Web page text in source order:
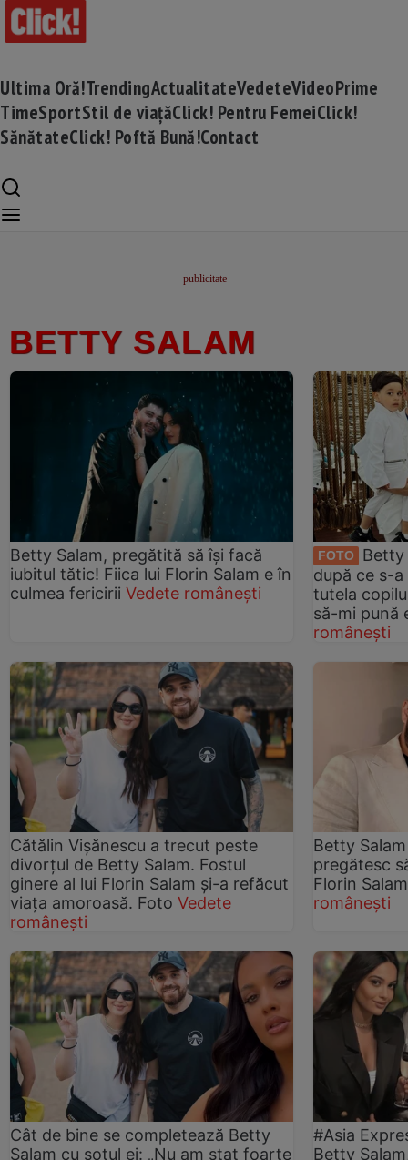
Ultima Oră!TrendingActualitateVedeteVideoPrime
TimeSportStil de viațăClick! Pentru FemeiClick!
SănătateClick! Poftă Bună!Contact
BETTY SALAM
Betty Salam, pregătită să își facă
iubitul tătic! Fiica lui Florin Salam e în
culmea fericirii Vedete românești
FOTO
Betty
după ce s-
tutela
să-mi pună
românești
Cătălin Vișănescu a trecut peste
divorțul de Betty Salam. Fostul
ginere al lui Florin Salam și-a refăcut
viața amoroasă. Foto Vedete
românești
Betty
pregătesc
Florin
românești
Cât de bine se completează Betty
Salam cu soțul ei: „Nu am stat foarte
#Asia
Betty